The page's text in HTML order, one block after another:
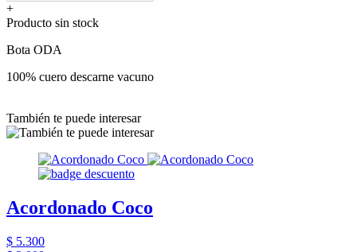
+
Producto sin stock
Bota ODA
100% cuero descarne vacuno
También te puede interesar
Acordonado Coco
$ 5.300